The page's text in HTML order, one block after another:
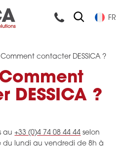
FR
Comment contacter DESSICA ?
DESSICA ?
au+33 (0)4 74 08 44 44 selon
du lundi au vendredi de 8h à